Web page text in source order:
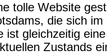
tolle Website
die sich
ist gleichzeitig
Zustands